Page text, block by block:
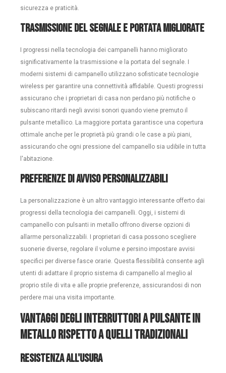
sicurezza e praticità.
Trasmissione del segnale e portata migliorate
I progressi nella tecnologia dei campanelli hanno migliorato
significativamente la trasmissione e la portata del segnale. I
moderni sistemi di campanello utilizzano sofisticate tecnologie
wireless per garantire una connettività affidabile. Questi progressi
assicurano che i proprietari di casa non perdano più notifiche o
subiscano ritardi negli avvisi sonori quando viene premuto il
pulsante metallico. La maggiore portata garantisce una copertura
ottimale anche per le proprietà più grandi o le case a più piani,
assicurando che ogni pressione del campanello sia udibile in tutta
l'abitazione.
Preferenze di avviso personalizzabili
La personalizzazione è un altro vantaggio interessante offerto dai
progressi della tecnologia dei campanelli. Oggi, i sistemi di
campanello con pulsanti in metallo offrono diverse opzioni di
allarme personalizzabili. I proprietari di casa possono scegliere
suonerie diverse, regolare il volume e persino impostare avvisi
specifici per diverse fasce orarie. Questa flessibilità consente agli
utenti di adattare il proprio sistema di campanello al meglio al
proprio stile di vita e alle proprie preferenze, assicurandosi di non
perdere mai una visita importante.
Vantaggi degli interruttori a pulsante in
metallo rispetto a quelli tradizionali
Resistenza all'usura